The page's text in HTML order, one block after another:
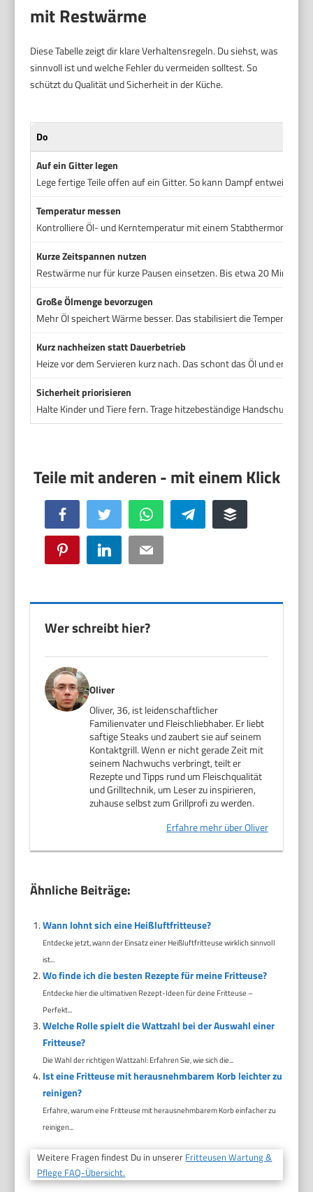
mit Restwärme
Diese Tabelle zeigt dir klare Verhaltensregeln. Du siehst, was
sinnvoll ist und welche Fehler du vermeiden solltest. So
schützt du Qualität und Sicherheit in der Küche.
Do
Auf ein Gitter legen
Lege fertige Teile offen auf ein Gitter. So kann Dampf entweichen
Temperatur messen
Kontrolliere Öl- und Kerntemperatur mit einem Stabthermometer.
Kurze Zeitspannen nutzen
Restwärme nur für kurze Pausen einsetzen. Bis etwa 20 Minuten
Große Ölmenge bevorzugen
Mehr Öl speichert Wärme besser. Das stabilisiert die Temperatur
Kurz nachheizen statt Dauerbetrieb
Heize vor dem Servieren kurz nach. Das schont das Öl und erhält
Sicherheit priorisieren
Halte Kinder und Tiere fern. Trage hitzebeständige Handschuhe bei
Facebook Twitter WhatsApp Telegram Buffer
Pinterest LinkedIn Email
Wer schreibt hier?
Oliver
Oliver, 36, ist leidenschaftlicher
Familienvater und Fleischliebhaber. Er liebt
saftige Steaks und zaubert sie auf seinem
Kontaktgrill. Wenn er nicht gerade Zeit mit
seinem Nachwuchs verbringt, teilt er
Rezepte und Tipps rund um Fleischqualität
und Grilltechnik, um Leser zu inspirieren,
zuhause selbst zum Grillprofi zu werden.
Erfahre mehr über Oliver
Ähnliche Beiträge:
Wann lohnt sich eine Heißluftfritteuse?
Entdecke jetzt, wann der Einsatz einer Heißluftfritteuse wirklich sinnvoll
ist...
Wo finde ich die besten Rezepte für meine Fritteuse?
Entdecke hier die ultimativen Rezept-Ideen für deine Fritteuse –
Perfekt...
Welche Rolle spielt die Wattzahl bei der Auswahl einer
Fritteuse?
Die Wahl der richtigen Wattzahl: Erfahren Sie, wie sich die...
Ist eine Fritteuse mit herausnehmbarem Korb leichter zu
reinigen?
Erfahre, warum eine Fritteuse mit herausnehmbarem Korb einfacher zu
reinigen...
Weitere Fragen findest Du in unserer Fritteusen Wartung &
Pflege FAQ-Übersicht.